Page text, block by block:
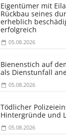
Eigentümer mit
Rückbau seines
erheblich
erfolgreich
05.08.2026
Bienenstich auf
als Dienstunfall
05.08.2026
Tödlicher
Hintergründe und
05.08.2026